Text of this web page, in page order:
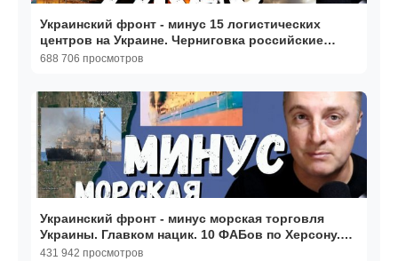
Украинский фронт - минус 15 логистических
центров на Украине. Черниговка российские
флаги. 06.08.26
688 706 просмотров
Украинский фронт - минус морская торговля
Украины. Главком нацик. 10 ФАБов по Херсону.
23.07.26
431 942 просмотров